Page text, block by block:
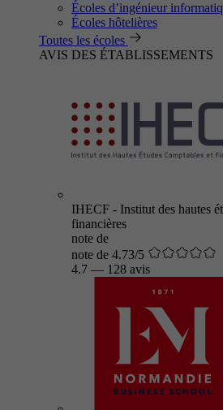
Écoles d’ingénieur
Écoles hôtelières
Toutes les écoles
AVIS DES ÉTABLISSEMENTS
IHECF - Institut des hautes
financières
note de
note de 4.73/5
4.7 — 128 avis